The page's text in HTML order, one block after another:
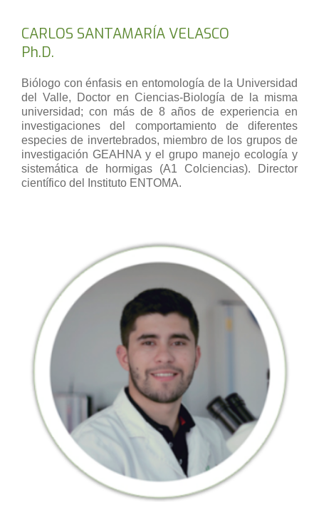
CARLOS SANTAMARÍA VELASCO
Ph.D.
Biólogo con énfasis en entomología de la Universidad
del Valle, Doctor en Ciencias-Biología de la misma
universidad; con más de 8 años de experiencia en
investigaciones del comportamiento de diferentes
especies de invertebrados, miembro de los grupos de
investigación GEAHNA y el grupo manejo ecología y
sistemática de hormigas (A1 Colciencias). Director
científico del Instituto ENTOMA.